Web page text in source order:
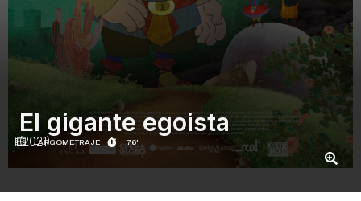
LARGOMETRAJE 76'
El gigante egoista
(2021)